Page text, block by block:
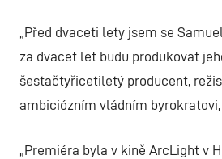
„Před dvaceti lety jsem se
za dvacet let budu produkovat
šestačtyřicetiletý producent,
ambiciózním vládním byrokratovi,
„Premiéra byla v kině ArcLight v